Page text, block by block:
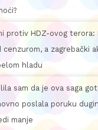
protiv HDZ-ovog terora:
cenzurom, a zagrebački
hladu
sam da je ova saga
poslala poruku
manje